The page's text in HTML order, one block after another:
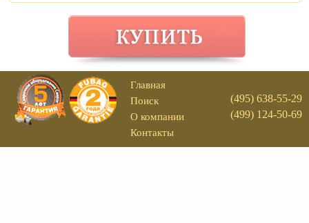
Главная
Поиск
О компании
Контакты
(495) 638-55-29
(499) 124-50-69